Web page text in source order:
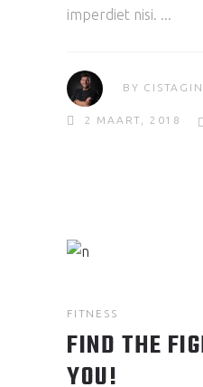
imperdiet nisi.
BY
2 MAART, 2018
FITNESS
FIND THE
YOU!